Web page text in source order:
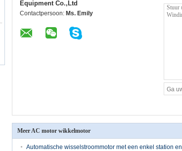
Equipment Co.,Ltd
Contactpersoon: Ms. Emily
Meer AC motor wikkelmotor
Automatische wisselstroommotor met een enkel station en